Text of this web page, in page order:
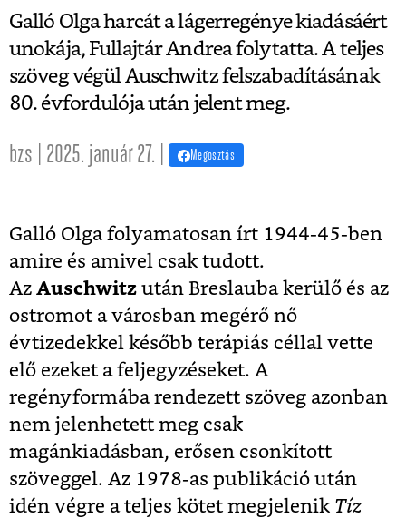
Galló Olga harcát a lágerregénye kiadásáért
unokája, Fullajtár Andrea folytatta. A teljes
szöveg végül Auschwitz felszabadításának
80. évfordulója után jelent meg.
bzs | 2025. január 27. | Megosztás
Galló Olga folyamatosan írt 1944-45-ben
amire és amivel csak tudott.
Az Auschwitz után Breslauba kerülő és az
ostromot a városban megérő nő
évtizedekkel később terápiás céllal vette
elő ezeket a feljegyzéseket. A
regényformába rendezett szöveg azonban
nem jelenhetett meg csak
magánkiadásban, erősen csonkított
szöveggel. Az 1978-as publikáció után
idén végre a teljes kötet megjelenik Tíz